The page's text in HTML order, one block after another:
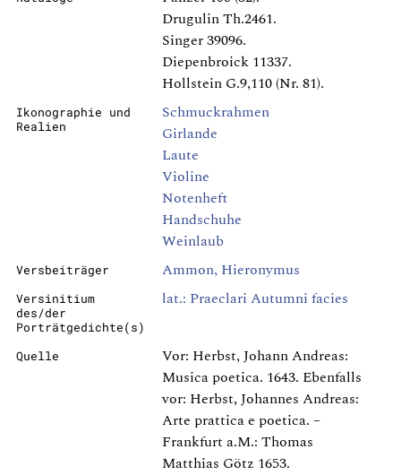
Drugulin Th.2461.
Singer 39096.
Diepenbroick 11337.
Hollstein G.9,110 (Nr. 81).
Ikonographie und
Realien
Schmuckrahmen
Girlande
Laute
Violine
Notenheft
Handschuhe
Weinlaub
Versbeiträger Ammon, Hieronymus
Versinitium
des/der
Porträtgedichte(s)
lat.: Praeclari Autumni facies
Quelle
Vor: Herbst, Johann Andreas:
Musica poetica. 1643. Ebenfalls
vor: Herbst, Johannes Andreas:
Arte prattica e poetica. –
Frankfurt a.M.: Thomas
Matthias Götz 1653.